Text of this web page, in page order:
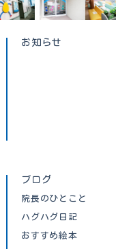
お知らせ
ブログ
院長のひとこと
ハグハグ日記
おすすめ絵本